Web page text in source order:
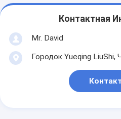
Контактная
Mr. David
Городок Yueqing LiuShi,
Контакт